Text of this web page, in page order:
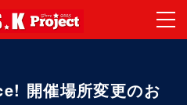
開催場所変更のお